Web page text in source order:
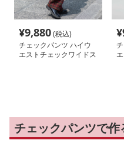
¥9,880(税込)
チェックパンツ ハイウ
エストチェックワイドス
¥
チェックパンツで